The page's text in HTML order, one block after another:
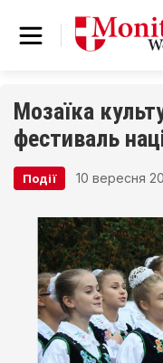
Мозаїка
фестиваль
Події 10 вересня